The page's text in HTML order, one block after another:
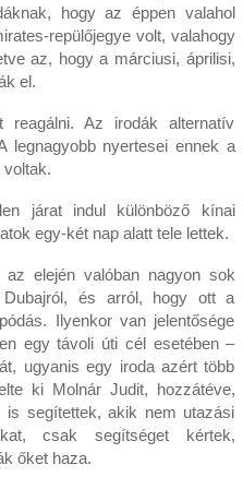
hogy az éppen valahol
repülőjegye volt, valahogy
az, hogy a márciusi, áprilisi,
el.
reagálni. Az irodák alternatív
legnagyobb nyertesei ennek a
voltak.
járat indul különböző kínai
egy-két nap alatt tele lettek.
elején valóban nagyon sok
Dubajról, és arról, hogy ott a
Ilyenkor van jelentősége
egy távoli úti cél esetében –
ugyanis egy iroda azért több
ki Molnár Judit, hozzátéve,
segítettek, akik nem utazási
csak segítséget kértek,
őket haza.